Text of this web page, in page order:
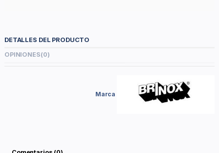
DETALLES DEL PRODUCTO
OPINIONES(0)
Marca